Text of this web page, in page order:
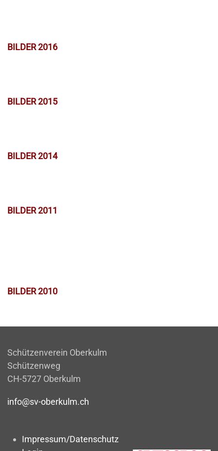
BILDER 2016
BILDER 2015
BILDER 2014
BILDER 2011
BILDER 2010
Schützenverein Oberkulm
Schützenweg
CH-5727 Oberkulm
info@sv-oberkulm.ch
Impressum/Datenschutz